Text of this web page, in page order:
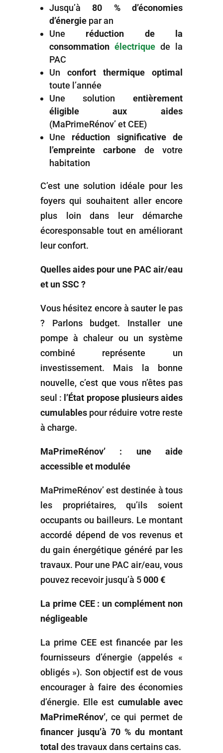
Jusqu’à80 % d’économies
d’énergiepar an
Une réduction de la
consommation électriquede la
PAC
Un confort thermique optimal
toute l’année
Une solutionentièrement
éligible aux aides
(MaPrimeRénov’ et CEE)
Une réduction significative de
l’empreinte carbone de votre
habitation
C’est une solution idéale pour les
foyers qui souhaitent aller encore
plus loin dans leur démarche
écoresponsable tout en améliorant
leur confort.
Quelles aides pour une PAC air/eau
et un SSC ?
Vous hésitez encore à sauter le pas
? Parlons budget. Installer une
pompe à chaleur ou un système
combiné représente un
investissement. Mais la bonne
nouvelle, c’est que vous n’êtes pas
seul : l’État propose plusieurs aides
cumulablespour réduire votre reste
à charge.
MaPrimeRénov’ : une aide
accessible et modulée
MaPrimeRénov’ est destinée à tous
les propriétaires, qu’ils soient
occupants ou bailleurs. Le montant
accordé dépend de vos revenus et
du gain énergétique généré par les
travaux. Pour une PAC air/eau, vous
pouvez recevoir jusqu’à 5000 €
La prime CEE : un complément non
négligeable
La prime CEE est financée par les
fournisseurs d’énergie (appelés «
obligés »). Son objectif est de vous
encourager à faire des économies
d’énergie. Elle est cumulable avec
MaPrimeRénov’, ce qui permet de
financer jusqu’à 70 % du montant
total des travaux dans certains cas.